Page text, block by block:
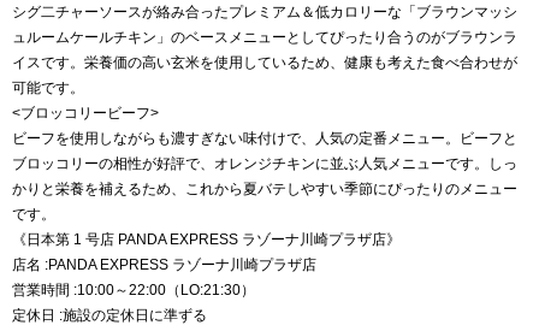
シグ二チャーソースが絡み合ったプレミアム＆低カロリーな「ブラウンマッシ
ュルームケールチキン」のベースメニューとしてぴったり合うのがブラウンラ
イスです。栄養価の高い玄米を使用しているため、健康も考えた食べ合わせが
可能です。
<ブロッコリービーフ>
ビーフを使用しながらも濃すぎない味付けで、人気の定番メニュー。ビーフと
ブロッコリーの相性が好評で、オレンジチキンに並ぶ人気メニューです。しっ
かりと栄養を補えるため、これから夏バテしやすい季節にぴったりのメニュー
です。
《日本第 1 号店 PANDA EXPRESS ラゾーナ川崎プラザ店》
店名 :PANDA EXPRESS ラゾーナ川崎プラザ店
営業時間 :10:00～22:00（LO:21:30）
定休日 :施設の定休日に準ずる